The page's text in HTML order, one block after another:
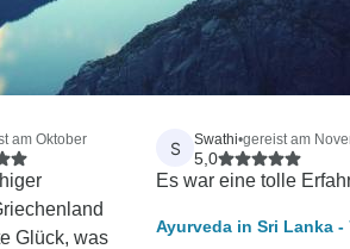
am Oktober
Glück, was
S Swathi•gereist am
5,0
Es war eine tolle
Ayurveda in Sri Lanka -